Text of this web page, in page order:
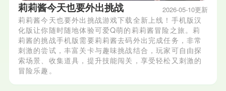
莉莉酱今天也要外出挑战 2026-05-10更新
莉莉酱今天也要外出挑战游戏下载全新上线！手机版汉
化版让你随时随地体验可爱Q萌的莉莉酱冒险之旅。莉
莉酱的挑战手机版需要莉莉酱去码外出完成任务，非常
刺激的尝试，丰富关卡与趣味挑战结合，玩家可自由探
索场景、收集道具，提升技能闯关，享受轻松又刺激的
冒险乐趣。